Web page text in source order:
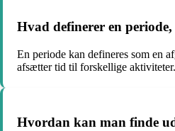
Hvad definerer en
En periode kan defineres som en
afsætter tid til forskellige aktiviteter.
Hvordan kan man finde